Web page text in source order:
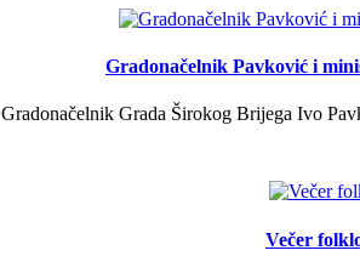
Gradonačelnik Pavković i
Gradonačelnik Grada Širokog Brijega Ivo
Večer